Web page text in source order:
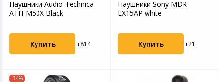
Наушники Audio-Technica
ATH-M50X Black
Купить +814
Наушники Sony MDR-
EX15AP white
Купить +21
-34%